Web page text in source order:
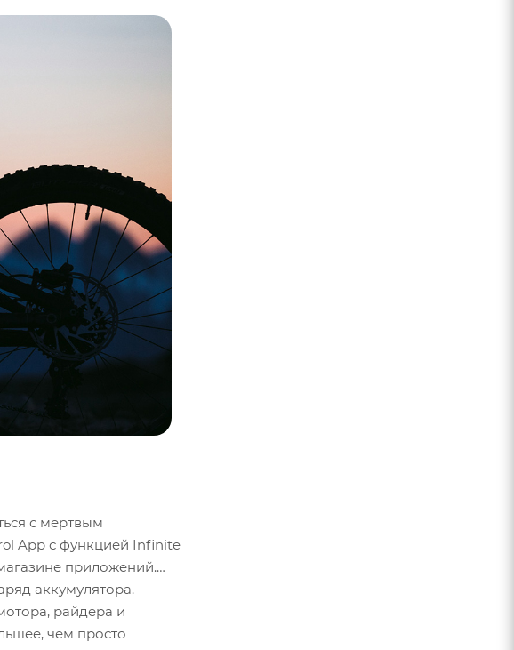
с мертвым
App с функцией Infinite
приложений.
аккумулятора.
райдера и
чем просто